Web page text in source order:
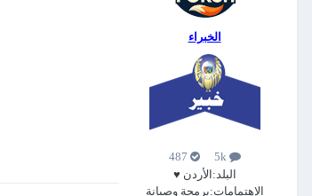
الخبراء
5k
البلد:الأردن ♥
الإهتمامات:برمجة وصيانة